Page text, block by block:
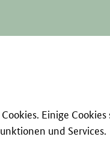
Einige
und Services.